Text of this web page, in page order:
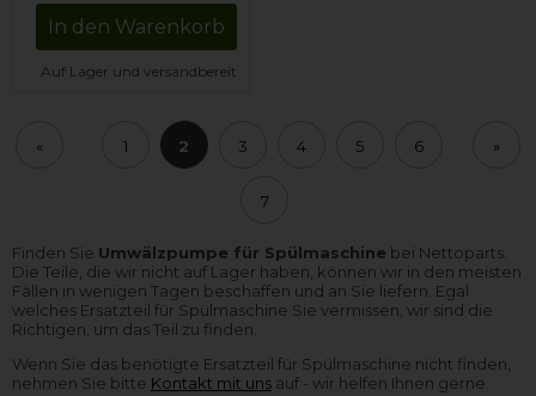
In den Warenkorb
Auf Lager und versandbereit
« 1 2 3 4 5 6
7
»
Finden Sie Umwälzpumpe für Spülmaschine bei Nettoparts.
Die Teile, die wir nicht auf Lager haben, können wir in den meisten
Fällen in wenigen Tagen beschaffen und an Sie liefern. Egal
welches Ersatzteil für Spülmaschine Sie vermissen, wir sind die
Richtigen, um das Teil zu finden.
Wenn Sie das benötigte Ersatzteil für Spülmaschine nicht finden,
nehmen Sie bitte Kontakt mit uns auf - wir helfen Ihnen gerne